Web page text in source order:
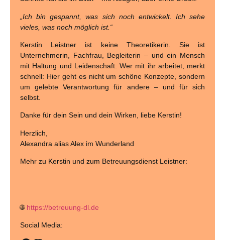
„Ich bin gespannt, was sich noch entwickelt. Ich sehe
vieles, was noch möglich ist.“
Kerstin Leistner ist keine Theoretikerin. Sie ist
Unternehmerin, Fachfrau, Begleiterin – und ein Mensch
mit Haltung und Leidenschaft. Wer mit ihr arbeitet, merkt
schnell: Hier geht es nicht um schöne Konzepte, sondern
um gelebte Verantwortung für andere – und für sich
selbst.
Danke für dein Sein und dein Wirken, liebe Kerstin!
Herzlich,
Alexandra alias Alex im Wunderland
Mehr zu Kerstin und zum Betreuungsdienst Leistner:
🌐 https://betreuung-dl.de
Social Media: